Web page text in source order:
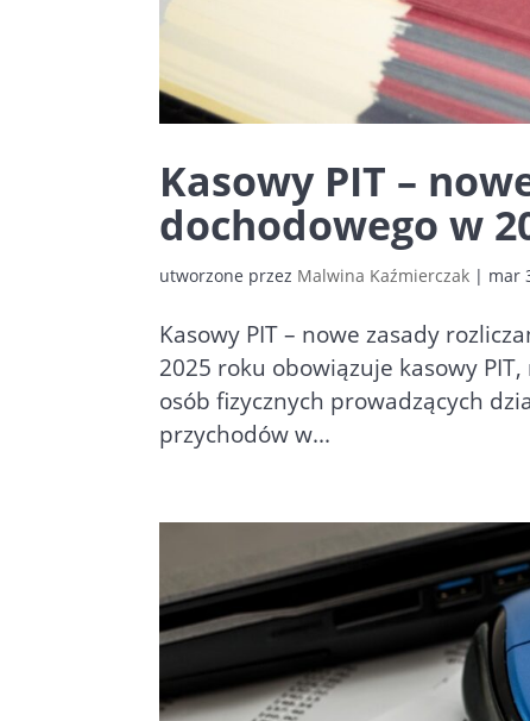
Kasowy PIT –
dochodowego w
utworzone przez Malwina Kaźmierczak | mar
Kasowy PIT – nowe zasady
2025 roku obowiązuje kasowy
osób fizycznych prowadzących
przychodów w...